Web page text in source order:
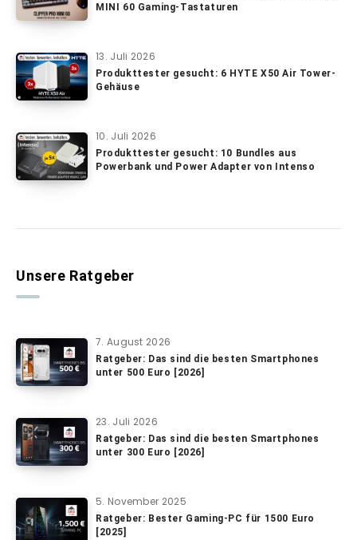
MINI 60 Gaming-Tastaturen
13. Juli 2026
Produkttester gesucht: 6 HYTE X50 Air Tower-
Gehäuse
10. Juli 2026
Produkttester gesucht: 10 Bundles aus
Powerbank und Power Adapter von Intenso
Unsere Ratgeber
7. August 2026
Ratgeber: Das sind die besten Smartphones
unter 500 Euro [2026]
23. Juli 2026
Ratgeber: Das sind die besten Smartphones
unter 300 Euro [2026]
5. November 2025
Ratgeber: Bester Gaming-PC für 1500 Euro
[2025]